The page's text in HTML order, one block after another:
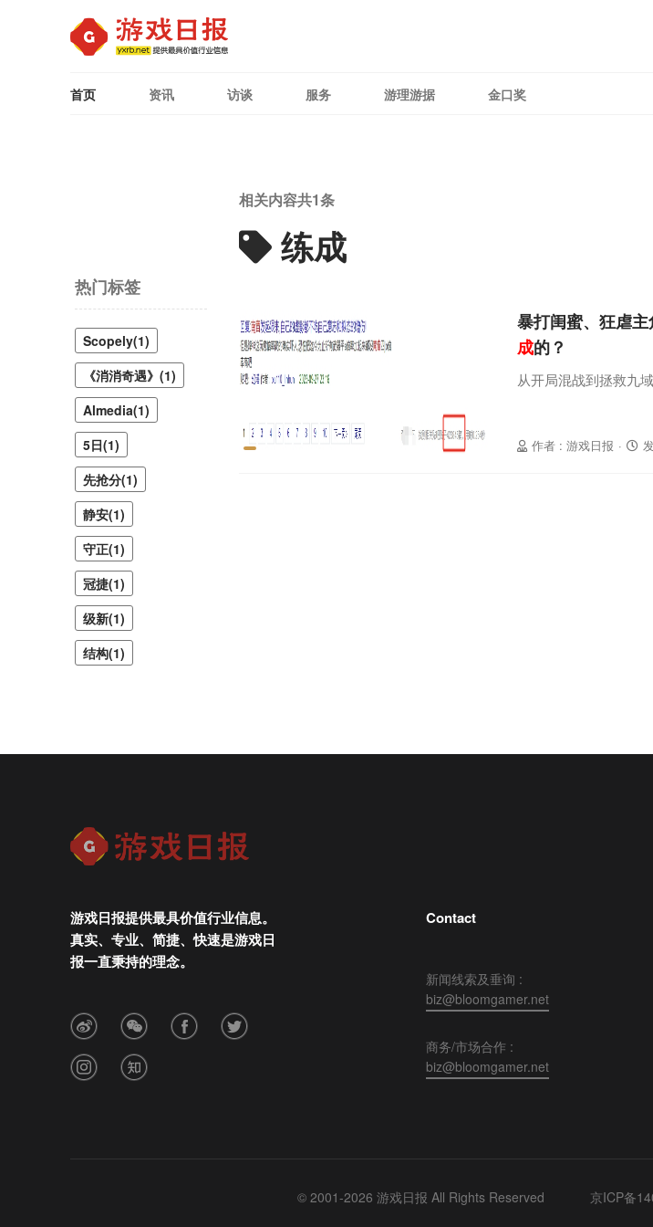
首页 资讯 访谈 服务 游理游据 金口奖
热门标签
Scopely(1)
《消消奇遇》(1)
Almedia(1)
5日(1)
先抢分(1)
静安(1)
守正(1)
冠捷(1)
级新(1)
结构(1)
相关内容共1条
练成
作者 : 游戏日报 ·
暴打闺蜜、狂虐
成的？
从开局混战到拯救九
游戏日报提供最具价值行业信息。
真实、专业、简捷、快速是游戏日
报一直秉持的理念。
Contact
新闻线索及垂询 :
biz@bloomgamer.net
商务/市场合作 :
biz@bloomgamer.net
© 2001-2026 游戏日报 All Rights Reserved 京ICP备